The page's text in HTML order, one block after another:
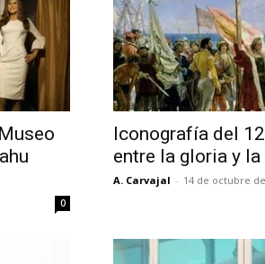
0
Iconografía del
entre la gloria y
A. Carvajal - 14 de octubre